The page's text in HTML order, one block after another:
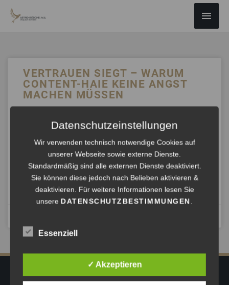
INHALT
VERTRAUEN SIEGT – WARUM
CONTENT-HAIE KEINE ANGST
MACHEN MÜSSEN
nur „Was“-Informationen aufsaugt wie ein Hai, wird nie
Exzellenz erreichen. Entscheidend ist das „Wie“ – und wie
wir mit Klarheit und mentalen Boxenstopps Sicherheit
gewinnen.
ANHÖREN »
IMPRESSUM DATENSCHUTZ
AGB
Datenschutzeinstellungen
Wir verwenden technisch notwendige Cookies auf
unserer Webseite sowie externe Dienste.
Standardmäßig sind alle externen Dienste deaktiviert.
Sie können diese jedoch nach Belieben aktivieren &
deaktivieren. Für weitere Informationen lesen Sie
unsereDATENSCHUTZBESTIMMUNGEN.
Essenziell
✓ Akzeptieren